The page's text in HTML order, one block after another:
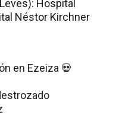
Hospital
Néstor Kirchner
en Ezeiza 💀